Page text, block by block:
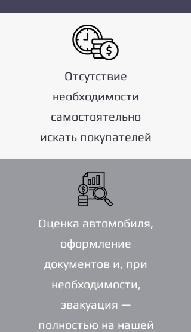
Отсутствие
необходимости
самостоятельно
искать покупателей
Оценка автомобиля,
оформление
документов и, при
необходимости,
эвакуация —
полностью на нашей